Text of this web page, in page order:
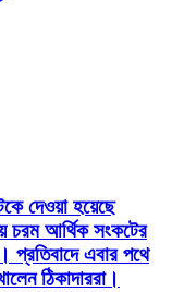
দেওয়া হয়েছে
চরম আর্থিক সংকটের
প্রতিবাদে এবার পথে
ঠিকাদাররা।